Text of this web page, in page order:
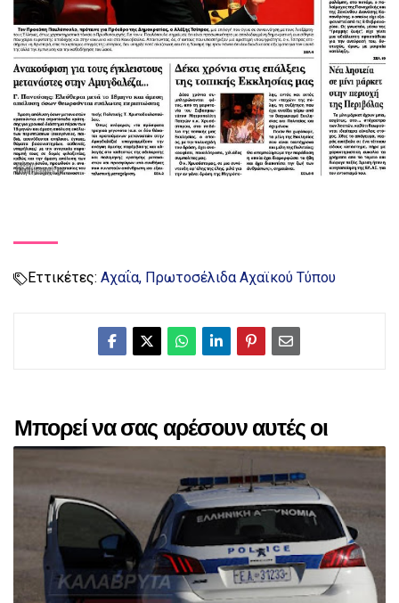
Εττικέτες: Αχαΐα Πρωτοσέλιδα Αχαϊκού Τύπου
Μπορεί να σας αρέσουν αυτές οι
αναρτήσεις